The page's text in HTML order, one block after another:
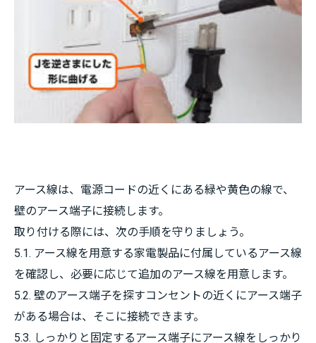
アース線は、電源コードの近くにある緑や黄色の線で、
壁のアース端子に接続します。
取り付ける際には、次の手順を守りましょう。
5.1. アース線を用意する家電製品に付属しているアース線
を確認し、必要に応じて追加のアース線を用意します。
5.2. 壁のアース端子を探すコンセントの近くにアース端子
がある場合は、そこに接続できます。
5.3. しっかりと固定するアース端子にアース線をしっかり